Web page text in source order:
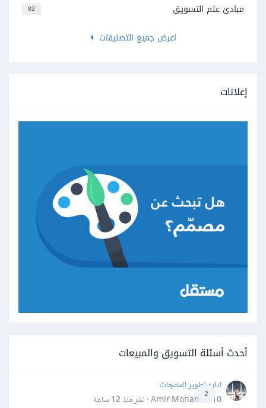
82
مبادئ علم التسويق
اعرض جميع التصنيفات
إعلانات
أحدث أسئلة التسويق والمبيعات
2
اداره تطوير المنتجات
Amir Mohamed10 · نشر
منذ 12 ساعة